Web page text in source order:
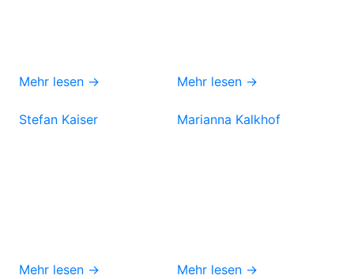
Mehr lesen → Mehr lesen →
Stefan Kaiser
Mehr lesen →
Marianna Kalkhof
Mehr lesen →